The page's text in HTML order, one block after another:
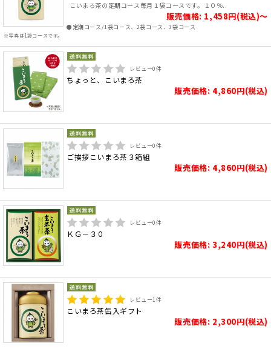
※写真は1袋コースです。
こいまろ茶の定期コース毎月１袋コースです。１０％..
販売価格: 1,458円(税込)～
●定期コース/1袋コース、2袋コース、3袋コース
レビュー0件
ちょっと、こいまろ茶
販売価格: 4,860円(税込)
レビュー0件
ご挨拶こいまろ茶３箱組
販売価格: 4,860円(税込)
レビュー0件
ＫＧ－３０
販売価格: 3,240円(税込)
レビュー1件
こいまろ茶缶入ギフト
販売価格: 2,300円(税込)